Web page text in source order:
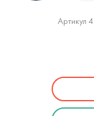
Артикул